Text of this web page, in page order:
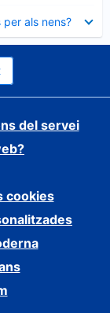
per als nens?
del servei
cookies